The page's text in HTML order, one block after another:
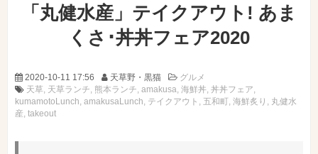
「丸健水産」テイクアウト! あま
くさ･丼丼フェア2020
2020-10-11 17:56 天草野・黒猫
グルメ
天草 天草ランチ 熊本ランチ amakusa 海鮮丼 丼丼フェア
kumamotoLunch amakusaLunch テイクアウト 五和町 海鮮炙り
丸健水
産 takeout